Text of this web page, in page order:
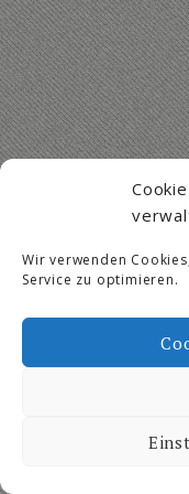
Wir verwenden
Service zu optimieren.